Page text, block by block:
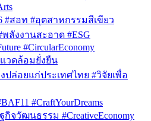
#สอท #อุตสาหกรรมสีเขียว
ลังงานสะอาด #ESG
#CircularEconomy
แวดล้อมยั่งยืน
งปล่อยแก่ประเทศไทย #วิจัยเพื่อ
#CraftYourDreams
กิจวัฒนธรรม #CreativeEconomy